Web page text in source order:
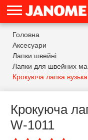
Головна
Аксесуари
Лапки швейні
Лапки для швейних
Крокуюча лапка
Крокуюча
W-1011